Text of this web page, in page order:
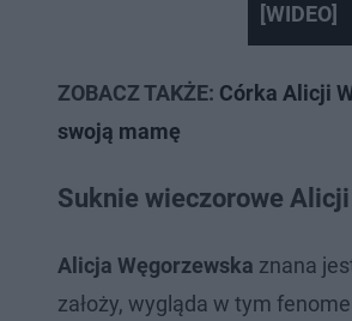
[WIDEO]
ZOBACZ TAKŻE: Córka Alicji
swoją mamę
Suknie wieczorowe
Alicja Węgorzewska znana
założy, wygląda w tym